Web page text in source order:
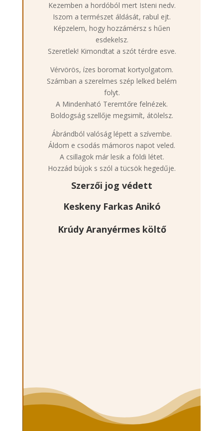
Kezemben a hordóból mert Isteni nedv.
Iszom a természet áldását, rabul ejt.
Képzelem, hogy hozzámérsz s hűen
esdekelsz.
Szeretlek! Kimondtat a szót térdre esve.
Vérvörös, ízes boromat kortyolgatom.
Számban a szerelmes szép lelked belém
folyt.
A Mindenható Teremtőre felnézek.
Boldogság szellője megsimít, átölelsz.
Ábrándból valóság lépett a szívembe.
Áldom e csodás mámoros napot veled.
A csillagok már lesik a földi létet.
Hozzád bújok s szól a tücsök hegedűje.
Szerzői jog védett
Keskeny Farkas Anikó
Krúdy Aranyérmes költő